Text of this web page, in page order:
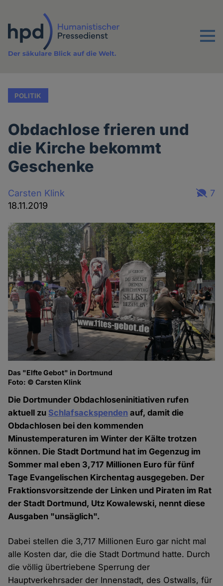
Inhalt
Menu
Der säkulare Blick auf die Welt.
POLITIK
Obdachlose frieren und
die Kirche bekommt
Geschenke
Carsten Klink
18.11.2019
7
Das "Elfte Gebot" in Dortmund
Foto: © Carsten Klink
Die Dortmunder Obdachloseninitiativen rufen
aktuell zu Schlafsackspenden auf, damit die
Obdachlosen bei den kommenden
Minustemperaturen im Winter der Kälte trotzen
können. Die Stadt Dortmund hat im Gegenzug im
Sommer mal eben 3,717 Millionen Euro für fünf
Tage Evangelischen Kirchentag ausgegeben. Der
Fraktionsvorsitzende der Linken und Piraten im Rat
der Stadt Dortmund, Utz Kowalewski, nennt diese
Ausgaben "unsäglich".
Dabei stellen die 3,717 Millionen Euro gar nicht mal
alle Kosten dar, die die Stadt Dortmund hatte. Durch
die völlig übertriebene Sperrung der
Hauptverkehrsader der Innenstadt, des Ostwalls, für